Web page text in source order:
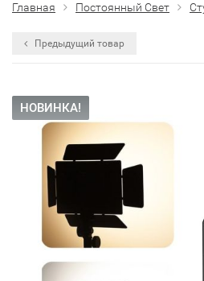
Главная Постоянный Свет
Предыдущий товар
НОВИНКА!